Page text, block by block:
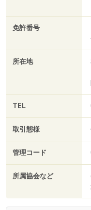
免許番号
所在地
TEL
取引態様
管理コード
所属協会など